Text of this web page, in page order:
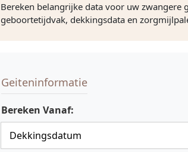
Bereken belangrijke data voor uw zwangere
geboortetijdvak, dekkingsdata en
Geiteninformatie
Bereken Vanaf: